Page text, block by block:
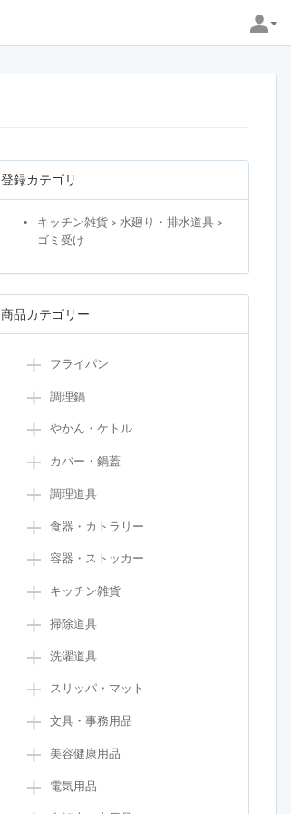
登録カテゴリ
キッチン雑貨 > 水廻り・排水道具 >
ゴミ受け
商品カテゴリー
フライパン
調理鍋
やかん・ケトル
カバー・鍋蓋
調理道具
食器・カトラリー
容器・ストッカー
キッチン雑貨
掃除道具
洗濯道具
スリッパ・マット
文具・事務用品
美容健康用品
電気用品